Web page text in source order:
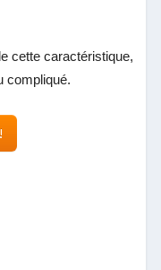
cette caractéristique,
compliqué.